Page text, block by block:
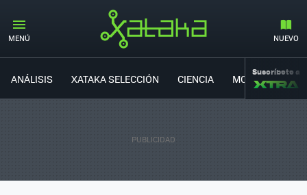
MENÚ NUEVO
ANÁLISIS XATAKA SELECCIÓN CIENCIA MOVILIDAD
Suscríbete a